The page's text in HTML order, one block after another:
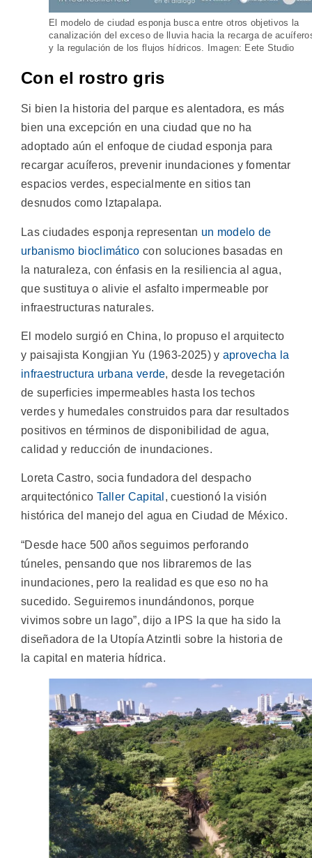
El modelo de ciudad esponja busca entre otros objetivos la
canalización del exceso de lluvia hacia la recarga de
y la regulación de los flujos hídricos. Imagen: Eete Studio
Con el rostro gris
Si bien la historia del parque es alentadora, es más
bien una excepción en una ciudad que no ha
adoptado aún el enfoque de ciudad esponja para
recargar acuíferos, prevenir inundaciones y fomentar
espacios verdes, especialmente en sitios tan
desnudos como Iztapalapa.
Las ciudades esponja representan un modelo de
urbanismo bioclimático con soluciones basadas en
la naturaleza, con énfasis en la resiliencia al agua,
que sustituya o alivie el asfalto impermeable por
infraestructuras naturales.
El modelo surgió en China, lo propuso el arquitecto
y paisajista Kongjian Yu (1963-2025) y aprovecha la
infraestructura urbana verde, desde la revegetación
de superficies impermeables hasta los techos
verdes y humedales construidos para dar resultados
positivos en términos de disponibilidad de agua,
calidad y reducción de inundaciones.
Loreta Castro, socia fundadora del despacho
arquitectónico Taller Capital , cuestionó la visión
histórica del manejo del agua en Ciudad de México.
“Desde hace 500 años seguimos perforando
túneles, pensando que nos libraremos de las
inundaciones, pero la realidad es que eso no ha
sucedido. Seguiremos inundándonos, porque
vivimos sobre un lago”, dijo a IPS la que ha sido la
diseñadora de la Utopía Atzintli sobre la historia de
la capital en materia hídrica.